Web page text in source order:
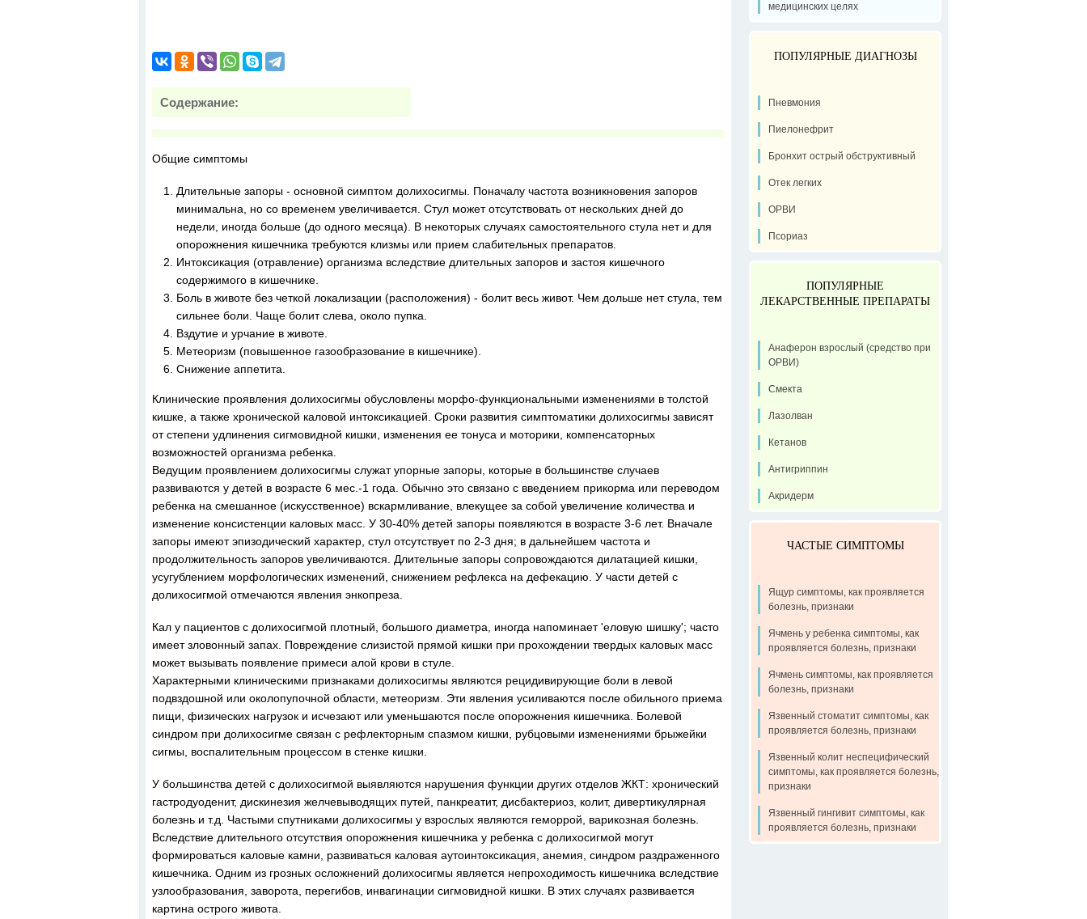
Содержание:
Общие симптомы
Длительные запоры - основной симптом долихосигмы. Поначалу частота возникновения запоров
минимальна, но со временем увеличивается. Стул может отсутствовать от нескольких дней до
недели, иногда больше (до одного месяца). В некоторых случаях самостоятельного стула нет и для
опорожнения кишечника требуются клизмы или прием слабительных препаратов.
Интоксикация (отравление) организма вследствие длительных запоров и застоя кишечного
содержимого в кишечнике.
Боль в животе без четкой локализации (расположения) - болит весь живот. Чем дольше нет стула, тем
сильнее боли. Чаще болит слева, около пупка.
Вздутие и урчание в животе.
Метеоризм (повышенное газообразование в кишечнике).
Снижение аппетита.
Клинические проявления долихосигмы обусловлены морфо-функциональными изменениями в толстой
кишке, а также хронической каловой интоксикацией. Сроки развития симптоматики долихосигмы зависят
от степени удлинения сигмовидной кишки, изменения ее тонуса и моторики, компенсаторных
возможностей организма ребенка.
Ведущим проявлением долихосигмы служат упорные запоры, которые в большинстве случаев
развиваются у детей в возрасте 6 мес.-1 года. Обычно это связано с введением прикорма или переводом
ребенка на смешанное (искусственное) вскармливание, влекущее за собой увеличение количества и
изменение консистенции каловых масс. У 30-40% детей запоры появляются в возрасте 3-6 лет. Вначале
запоры имеют эпизодический характер, стул отсутствует по 2-3 дня; в дальнейшем частота и
продолжительность запоров увеличиваются. Длительные запоры сопровождаются дилатацией кишки,
усугублением морфологических изменений, снижением рефлекса на дефекацию. У части детей с
долихосигмой отмечаются явления энкопреза.
Кал у пациентов с долихосигмой плотный, большого диаметра, иногда напоминает 'еловую шишку'; часто
имеет зловонный запах. Повреждение слизистой прямой кишки при прохождении твердых каловых масс
может вызывать появление примеси алой крови в стуле.
Характерными клиническими признаками долихосигмы являются рецидивирующие боли в левой
подвздошной или околопупочной области, метеоризм. Эти явления усиливаются после обильного приема
пищи, физических нагрузок и исчезают или уменьшаются после опорожнения кишечника. Болевой
синдром при долихосигме связан с рефлекторным спазмом кишки, рубцовыми изменениями брыжейки
сигмы, воспалительным процессом в стенке кишки.
У большинства детей с долихосигмой выявляются нарушения функции других отделов ЖКТ: хронический
гастродуоденит, дискинезия желчевыводящих путей, панкреатит, дисбактериоз, колит, дивертикулярная
болезнь и т.д. Частыми спутниками долихосигмы у взрослых являются геморрой, варикозная болезнь.
Вследствие длительного отсутствия опорожнения кишечника у ребенка с долихосигмой могут
формироваться каловые камни, развиваться каловая аутоинтоксикация, анемия, синдром раздраженного
кишечника. Одним из грозных осложнений долихосигмы является непроходимость кишечника вследствие
узлообразования, заворота, перегибов, инвагинации сигмовидной кишки. В этих случаях развивается
картина острого живота.
медицинских целях
ПОПУЛЯРНЫЕ ДИАГНОЗЫ
Пневмония
Пиелонефрит
Бронхит острый обструктивный
Отек легких
ОРВИ
Псориаз
ПОПУЛЯРНЫЕ
ЛЕКАРСТВЕННЫЕ ПРЕПАРАТЫ
Анаферон взрослый (средство при
ОРВИ)
Смекта
Лазолван
Кетанов
Антигриппин
Акридерм
ЧАСТЫЕ СИМПТОМЫ
Ящур симптомы, как проявляется
болезнь, признаки
Ячмень у ребенка симптомы, как
проявляется болезнь, признаки
Ячмень симптомы, как проявляется
болезнь, признаки
Язвенный стоматит симптомы, как
проявляется болезнь, признаки
Язвенный колит неспецифический
симптомы, как проявляется болезнь,
признаки
Язвенный гингивит симптомы, как
проявляется болезнь, признаки